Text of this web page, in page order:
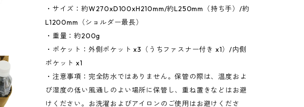
・サイズ：約W270xD100xH210mm/約L250mm（持ち手）/約
L1200mm（ショルダー最長）
・重量：約200g
・ポケット：外側ポケット x3（うちファスナー付き x1）/内側
ポケット x1
・注意事項：完全防水ではありません。保管の際は、温度およ
び湿度の低い風通しのよい場所に保管し、重ね置きなどはお避
けください。お洗濯およびアイロンのご使用はお避けくださ